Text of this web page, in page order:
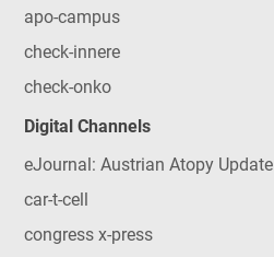
apo-campus
check-innere
check-onko
Digital Channels
eJournal: Austrian Atopy Update
car-t-cell
congress x-press